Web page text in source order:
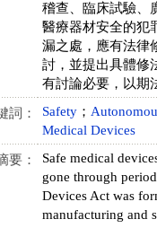
稽查、臨床試驗、
醫療器材安全的犯
漏之處，應有法律
討，並提出具體修
有討論必要，以期
詞： Safety ；
Medical Devices
要：
Safe medical
gone through
Devices Act was
manufacturing and